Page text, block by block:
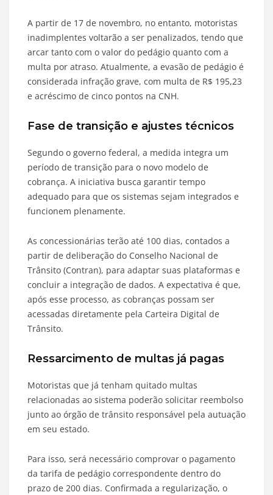
A partir de 17 de novembro, no entanto, motoristas
inadimplentes voltarão a ser penalizados, tendo que
arcar tanto com o valor do pedágio quanto com a
multa por atraso. Atualmente, a evasão de pedágio é
considerada infração grave, com multa de R$ 195,23
e acréscimo de cinco pontos na CNH.
Fase de transição e ajustes técnicos
Segundo o governo federal, a medida integra um
período de transição para o novo modelo de
cobrança. A iniciativa busca garantir tempo
adequado para que os sistemas sejam integrados e
funcionem plenamente.
As concessionárias terão até 100 dias, contados a
partir de deliberação do Conselho Nacional de
Trânsito (Contran), para adaptar suas plataformas e
concluir a integração de dados. A expectativa é que,
após esse processo, as cobranças possam ser
acessadas diretamente pela Carteira Digital de
Trânsito.
Ressarcimento de multas já pagas
Motoristas que já tenham quitado multas
relacionadas ao sistema poderão solicitar reembolso
junto ao órgão de trânsito responsável pela autuação
em seu estado.
Para isso, será necessário comprovar o pagamento
da tarifa de pedágio correspondente dentro do
prazo de 200 dias. Confirmada a regularização, o